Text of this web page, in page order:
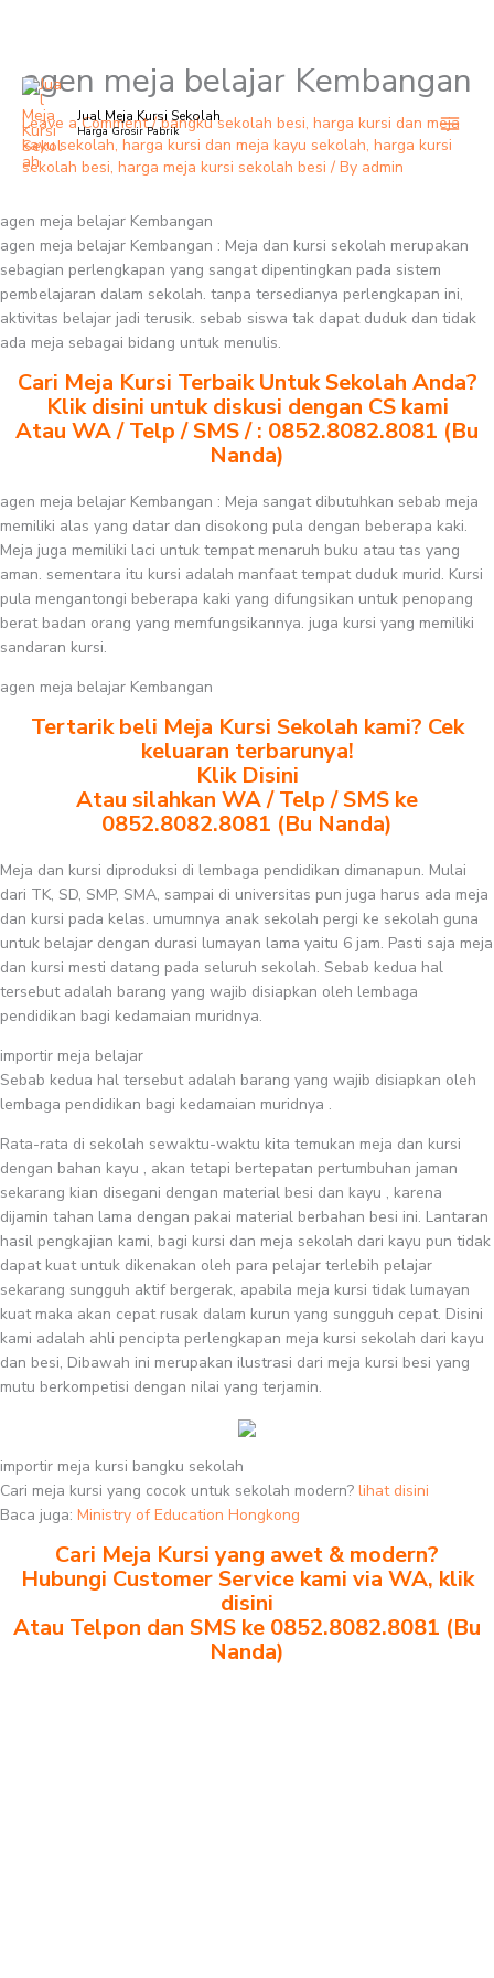
Skip
content
Jual Meja Kursi Sekolah
Harga Grosir Pabrik
agen meja belajar Kembangan
Leave a Comment /bangku sekolah besi, harga kursi dan meja
kayu sekolah, harga kursi dan meja kayu sekolah, harga kursi
sekolah besi, harga meja kursi sekolah besi / By admin
agen meja belajar Kembangan
agen meja belajar Kembangan : Meja dan kursi sekolah merupakan
sebagian perlengkapan yang sangat dipentingkan pada sistem
pembelajaran dalam sekolah. tanpa tersedianya perlengkapan ini,
aktivitas belajar jadi terusik. sebab siswa tak dapat duduk dan tidak
ada meja sebagai bidang untuk menulis.
Cari Meja Kursi Terbaik Untuk Sekolah Anda?
Klik disini untuk diskusi dengan CS kami
Atau WA / Telp / SMS / : 0852.8082.8081 (Bu
Nanda)
agen meja belajar Kembangan : Meja sangat dibutuhkan sebab meja
memiliki alas yang datar dan disokong pula dengan beberapa kaki.
Meja juga memiliki laci untuk tempat menaruh buku atau tas yang
aman. sementara itu kursi adalah manfaat tempat duduk murid. Kursi
pula mengantongi beberapa kaki yang difungsikan untuk penopang
berat badan orang yang memfungsikannya. juga kursi yang memiliki
sandaran kursi.
agen meja belajar Kembangan
Tertarik beli Meja Kursi Sekolah kami? Cek
keluaran terbarunya!
Klik Disini
Atau silahkan WA / Telp / SMS ke
0852.8082.8081 (Bu Nanda)
Meja dan kursi diproduksi di lembaga pendidikan dimanapun. Mulai
dari TK, SD, SMP, SMA, sampai di universitas pun juga harus ada meja
dan kursi pada kelas. umumnya anak sekolah pergi ke sekolah guna
untuk belajar dengan durasi lumayan lama yaitu 6 jam. Pasti saja meja
dan kursi mesti datang pada seluruh sekolah. Sebab kedua hal
tersebut adalah barang yang wajib disiapkan oleh lembaga
pendidikan bagi kedamaian muridnya.
importir meja belajar
Sebab kedua hal tersebut adalah barang yang wajib disiapkan oleh
lembaga pendidikan bagi kedamaian muridnya .
Rata-rata di sekolah sewaktu-waktu kita temukan meja dan kursi
dengan bahan kayu , akan tetapi bertepatan pertumbuhan jaman
sekarang kian disegani dengan material besi dan kayu , karena
dijamin tahan lama dengan pakai material berbahan besi ini. Lantaran
hasil pengkajian kami, bagi kursi dan meja sekolah dari kayu pun tidak
dapat kuat untuk dikenakan oleh para pelajar terlebih pelajar
sekarang sungguh aktif bergerak, apabila meja kursi tidak lumayan
kuat maka akan cepat rusak dalam kurun yang sungguh cepat. Disini
kami adalah ahli pencipta perlengkapan meja kursi sekolah dari kayu
dan besi, Dibawah ini merupakan ilustrasi dari meja kursi besi yang
mutu berkompetisi dengan nilai yang terjamin.
importir meja kursi bangku sekolah
Cari meja kursi yang cocok untuk sekolah modern? lihat disini
Baca juga: Ministry of Education Hongkong
Cari Meja Kursi yang awet & modern?
Hubungi Customer Service kami via WA, klik
disini
Atau Telpon dan SMS ke 0852.8082.8081 (Bu
Nanda)